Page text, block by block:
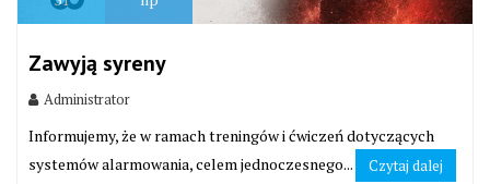
Zawyją syreny
Administrator
Informujemy, że w ramach treningów i ćwiczeń dotyczących
systemów alarmowania, celem jednoczesnego...
Czytaj dalej